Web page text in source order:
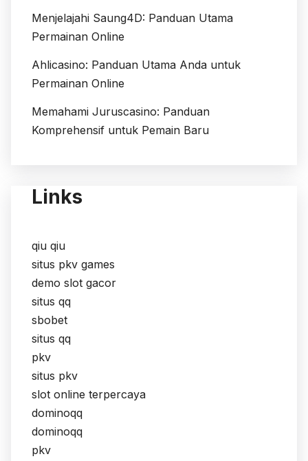
Menjelajahi Saung4D: Panduan Utama
Permainan Online
Ahlicasino: Panduan Utama Anda untuk
Permainan Online
Memahami Juruscasino: Panduan
Komprehensif untuk Pemain Baru
Links
qiu qiu
situs pkv games
demo slot gacor
situs qq
sbobet
situs qq
pkv
situs pkv
slot online terpercaya
dominoqq
dominoqq
pkv